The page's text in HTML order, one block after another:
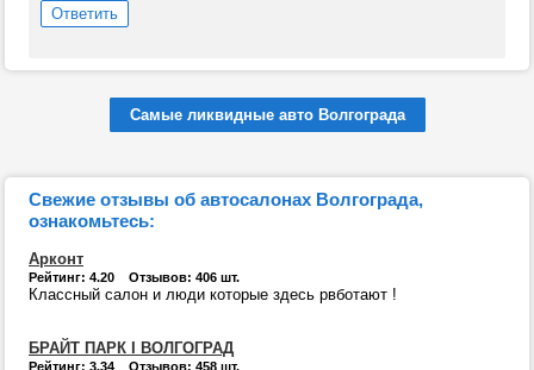
Ответить
Самые ликвидные авто Волгограда
Свежие отзывы об автосалонах Волгограда,
ознакомьтесь:
Арконт
Рейтинг: 4.20 Отзывов: 406 шт.
Классный салон и люди которые здесь рвботают !
БРАЙТ ПАРК I ВОЛГОГРАД
Рейтинг: 3.34 Отзывов: 458 шт.